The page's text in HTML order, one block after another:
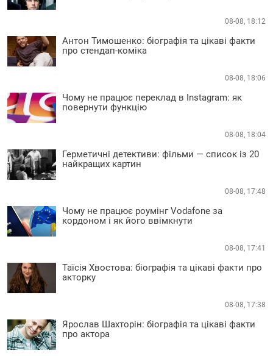
08-08, 18:12
Антон Тимошенко: біографія та цікаві факти
про стендап-коміка
08-08, 18:06
Чому не працює переклад в Instagram: як
повернути функцію
08-08, 18:04
Герметичні детективи: фільми — список із 20
найкращих картин
08-08, 17:48
Чому не працює роумінг Vodafone за
кордоном і як його ввімкнути
08-08, 17:41
Таїсія Хвостова: біографія та цікаві факти про
акторку
08-08, 17:38
Ярослав Шахторін: біографія та цікаві факти
про актора